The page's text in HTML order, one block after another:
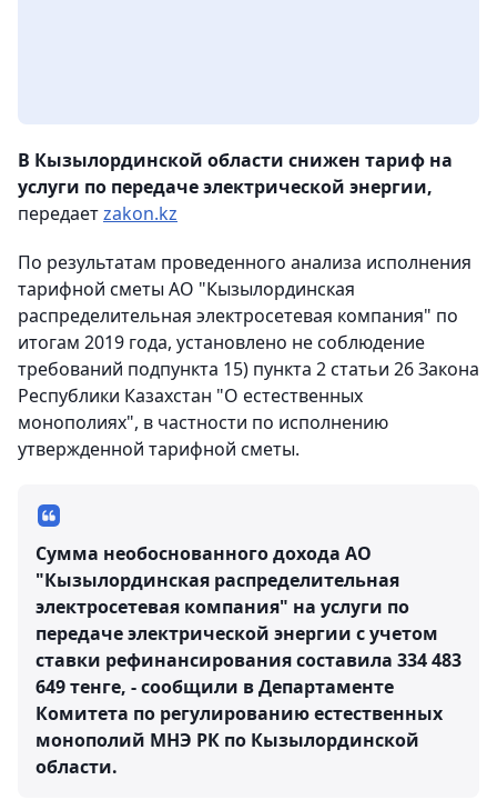
В Кызылординской области снижен тариф на
услуги по передаче электрической энергии,
передаетzakon.kz
По результатам проведенного анализа исполнения
тарифной сметы АО "Кызылординская
распределительная электросетевая компания" по
итогам 2019 года, установлено не соблюдение
требований подпункта 15) пункта 2 статьи 26 Закона
Республики Казахстан "О естественных
монополиях", в частности по исполнению
утвержденной тарифной сметы.
Сумма необоснованного дохода АО
"Кызылординская распределительная
электросетевая компания" на услуги по
передаче электрической энергии с учетом
ставки рефинансирования составила 334 483
649 тенге, - сообщили в Департаменте
Комитета по регулированию естественных
монополий МНЭ РК по Кызылординской
области.